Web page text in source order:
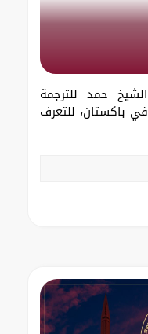
حمد للترجمة
باكستان، للتعرف